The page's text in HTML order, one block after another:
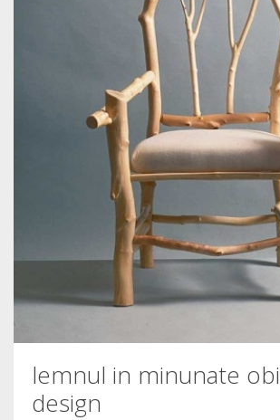
lemnul in minunate
design